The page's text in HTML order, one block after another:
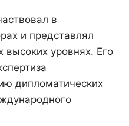
в
и представлял
высоких уровнях. Его
дипломатических